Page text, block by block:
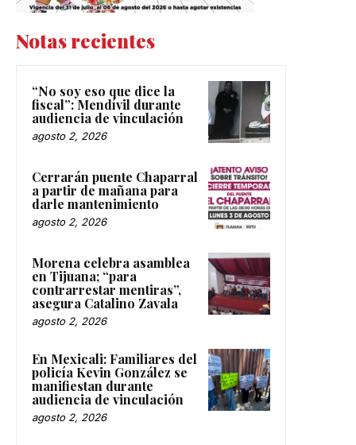
Notas recientes
“No soy eso que dice la
fiscal”: Mendívil durante
audiencia de vinculación
agosto 2, 2026
Cerrarán puente Chaparral
a partir de mañana para
darle mantenimiento
agosto 2, 2026
Morena celebra asamblea
en Tijuana; “para
contrarrestar mentiras”,
asegura Catalino Zavala
agosto 2, 2026
En Mexicali: Familiares del
policía Kevin González se
manifiestan durante
audiencia de vinculación
agosto 2, 2026